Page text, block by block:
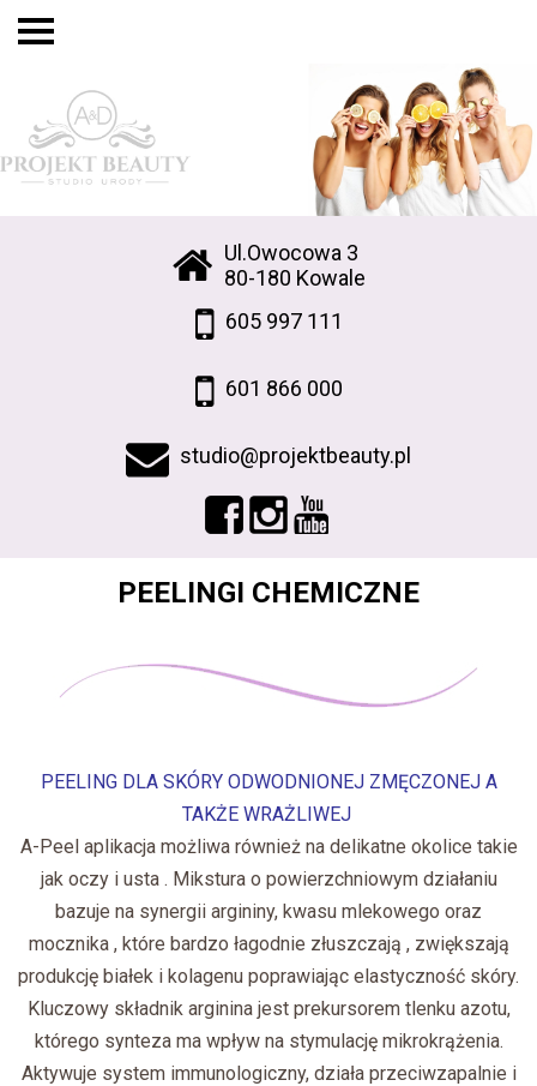
Ul.Owocowa 3
80-180 Kowale
605 997 111
601 866 000
studio@projektbeauty.pl
PEELINGI CHEMICZNE
PEELING DLA SKÓRY ODWODNIONEJ ZMĘCZONEJ A
TAKŻE WRAŻLIWEJ
A-Peel aplikacja możliwa również na delikatne okolice takie
jak oczy i usta . Mikstura o powierzchniowym działaniu
bazuje na synergii argininy, kwasu mlekowego oraz
mocznika , które bardzo łagodnie złuszczają , zwiększają
produkcję białek i kolagenu poprawiając elastyczność skóry.
Kluczowy składnik arginina jest prekursorem tlenku azotu,
którego synteza ma wpływ na stymulację mikrokrążenia.
Aktywuje system immunologiczny, działa przeciwzapalnie i